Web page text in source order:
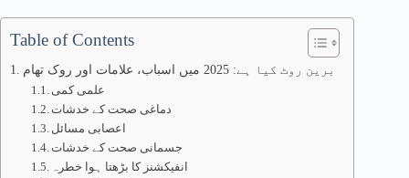
Table of Contents
برین روٹ کیا ہے: 2025 میں اسباب، علامات اور روک تھام
علمی کمی
دماغی صحت کے خدشات
اعصابی مسائل
جسمانی صحت کے خدشات
انفیکشنز کا بڑھتا ہوا خطرہ